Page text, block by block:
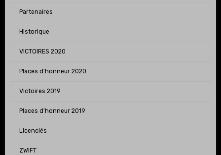
Partenaires
Historique
VICTOIRES 2020
Places d'honneur 2020
Victoires 2019
Places d'honneur 2019
Licenciés
ZWIFT